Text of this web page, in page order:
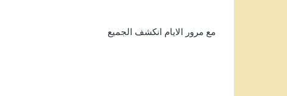
مع مرور الايام انكشف الجميع